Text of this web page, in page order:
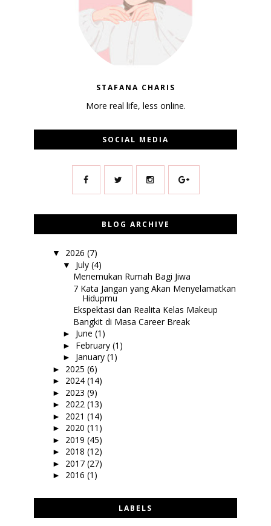
STAFANA CHARIS
More real life, less online.
SOCIAL MEDIA
BLOG ARCHIVE
▼ 2026(7)
▼ July(4)
Menemukan Rumah Bagi Jiwa
7 Kata Jangan yang Akan Menyelamatkan
Hidupmu
Ekspektasi dan Realita Kelas Makeup
Bangkit di Masa Career Break
► June(1)
► February(1)
► January(1)
► 2025(6)
► 2024(14)
► 2023(9)
► 2022(13)
► 2021(14)
► 2020(11)
► 2019(45)
► 2018(12)
► 2017(27)
► 2016(1)
LABELS